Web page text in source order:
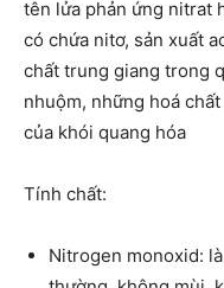
tên lửa phản ứng nitrat
có chứa nitơ, sản xuất
chất trung giang trong
nhuộm, những hoá
của khói quang hóa
Tính chất:
Nitrogen monoxid: